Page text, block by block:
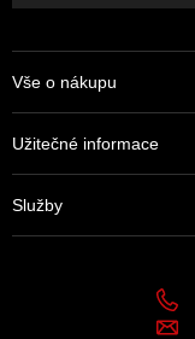
Vše o nákupu
Užitečné informace
Služby